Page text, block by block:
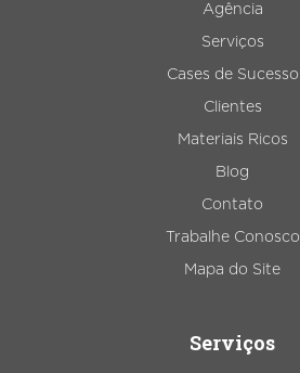
Agência
Serviços
Cases de Sucesso
Clientes
Materiais Ricos
Blog
Contato
Trabalhe Conosco
Mapa do Site
Serviços